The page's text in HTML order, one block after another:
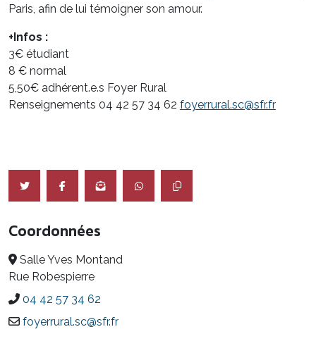
Paris, afin de lui témoigner son amour.
+Infos :
3€ étudiant
8 € normal
5,50€ adhérent.e.s Foyer Rural
Renseignements 04 42 57 34 62 foyerrural.sc@sfr.fr
Coordonnées
Salle Yves Montand
Rue Robespierre
04 42 57 34 62
foyerrural.sc@sfr.fr